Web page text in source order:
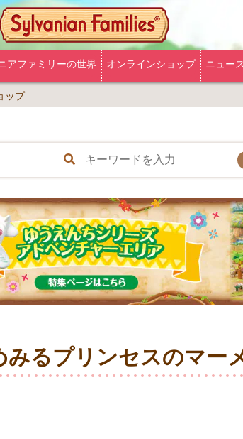
アファミリーの世界 オンラインショップ ニュー
ップ
みるプリンセスのマー